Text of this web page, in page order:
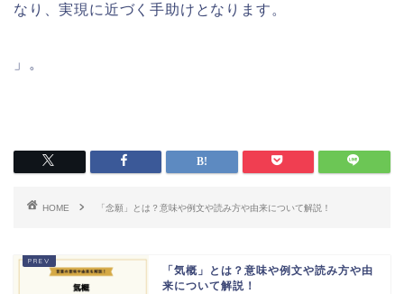
なり、実現に近づく手助けとなります。
」。
HOME 「念願」とは？意味や例文や読み方や由来について解説！
「気概」とは？意味や例文や読み方や由
来について解説！